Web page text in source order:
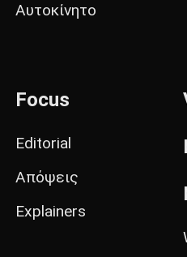
Αυτοκίνητο
Focus
Editorial
Απόψεις
Explainers